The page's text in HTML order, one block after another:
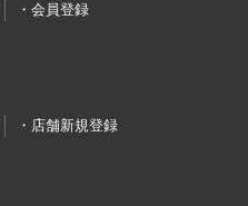
会員登録
店舗新規登録